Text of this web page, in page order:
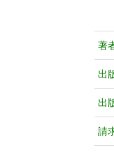
著
出
出
請